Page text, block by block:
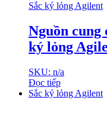
Sắc ký lỏng Agilent
Nguồn cung
ký lỏng
SKU: n/a
Đọc tiếp
Sắc ký lỏng Agilent